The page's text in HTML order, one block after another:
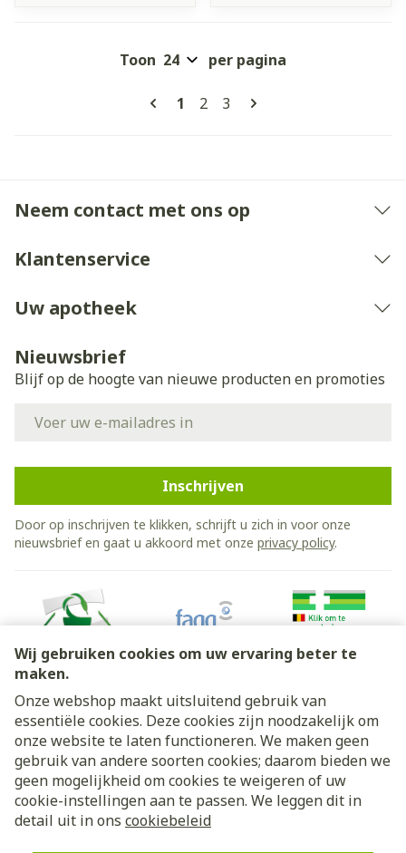
Wij gebruiken cookies om uw ervaring beter te
maken.
Onze webshop maakt uitsluitend gebruik van
essentiële cookies. Deze cookies zijn noodzakelijk om
onze website te laten functioneren. We maken geen
gebruik van andere soorten cookies; daarom bieden we
geen mogelijkheid om cookies te weigeren of uw
cookie-instellingen aan te passen. We leggen dit in
detail uit in ons cookiebeleid
Pagina's
U lees momenteel pagina
1 Pagina
2 Pagina
3
Toon per pagina
Neem contact met ons op
Klantenservice
Uw apotheek
Nieuwsbrief
Blijf op de hoogte van nieuwe producten en promoties
Inschrijven
Door op inschrijven te klikken, schrijft u zich in voor onze
nieuwsbrief en gaat u akkoord met onze privacy policy.
Juridische links